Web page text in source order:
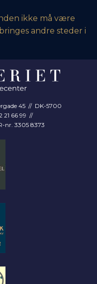
ikke må være
andre steder i
45 // DK-5700
21 66 99 //
nr. 3305 8373